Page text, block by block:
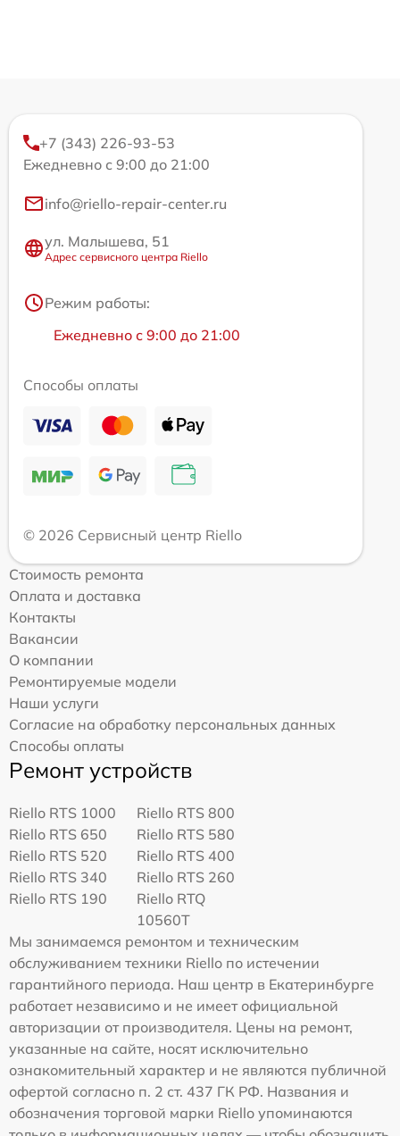
+7 (343) 226-93-53
Ежедневно с 9:00 до 21:00
info@riello-repair-center.ru
ул. Малышева, 51
Адрес сервисного центра Riello
Режим работы:
Ежедневно с 9:00 до 21:00
Способы оплаты
© 2026 Сервисный центр Riello
Стоимость ремонта
Оплата и доставка
Контакты
Вакансии
О компании
Ремонтируемые модели
Наши услуги
Согласие на обработку персональных данных
Способы оплаты
Ремонт устройств
Riello RTS 1000
Riello RTS 800
Riello RTS 650
Riello RTS 580
Riello RTS 520
Riello RTS 400
Riello RTS 340
Riello RTS 260
Riello RTS 190
Riello RTQ
10560T
Мы занимаемся ремонтом и техническим
обслуживанием техники Riello по истечении
гарантийного периода. Наш центр в Екатеринбурге
работает независимо и не имеет официальной
авторизации от производителя. Цены на ремонт,
указанные на сайте, носят исключительно
ознакомительный характер и не являются публичной
офертой согласно п. 2 ст. 437 ГК РФ. Названия и
обозначения торговой марки Riello упоминаются